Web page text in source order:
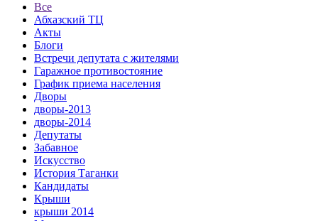
Все
Абхазский ТЦ
Акты
Блоги
Встречи депутата с жителями
Гаражное противостояние
График приема населения
Дворы
дворы-2013
дворы-2014
Депутаты
Забавное
Искусство
История Таганки
Кандидаты
Крыши
крыши 2014